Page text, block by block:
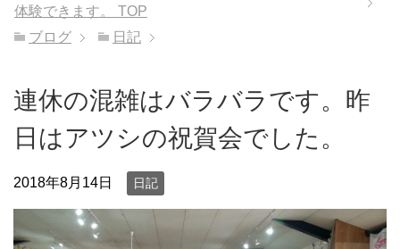
体験できます。
TOP
ブログ
日記
連休の混雑はバラバラです。昨
日はアツシの祝賀会でした。
2018年8月14日 日記